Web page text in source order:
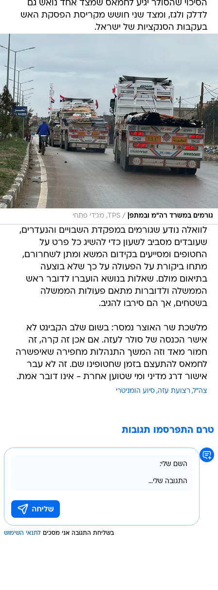
הסיכוי שהסולר יגיע לחמאס שמצד אחד נואש גם
לדלק ולגז, ומצד שני חושש מקריסת הפסקת האש
בעקבות הסנקציות של ישראל.
גורמים במשרד רה"מ ובמתפ| / TPS, מג'די פתחי
לוואלה נודע שגורמים במפקדת השבויים והנעדרים,
שעובדים מסביב לשעון כדי להשיג כל פרט על
החטופים ומסייעים בקידום המשא ומתן לשחרורם,
מתחו ביקורת על הפעולה על כך שלא בוצעה
בתיאום מולם. שאלות בנושא הועברו לדובר ראש
הממשלה ולדוברות מתאם פעולות הממשלה
בשטחים, אך הם סירבו להגיב.
מלשכת שר האוצר נמסר: בשום שלב הקבינט לא
אישר הכנסה של סולר לעזה. אם אכן זה קרה, זה
חמור מאד וזה המשך התנהלות מחפירה שאיפשרה
לחמאס להתעצם בזמן שחטופינו שם. זה לא עבר
אישור דרג מדיני ומי שטוען אחרת - אינו דובר אמת.
צה"ל רצועת עזה סיוע הומניטרי
טרם התפרסמו תגובות
בשליחת התגובה אני מסכים לתנאי השימוש